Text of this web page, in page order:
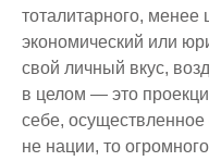
тоталитарного,
экономический или
свой личный вкус,
в целом — это
себе,
не нации, то